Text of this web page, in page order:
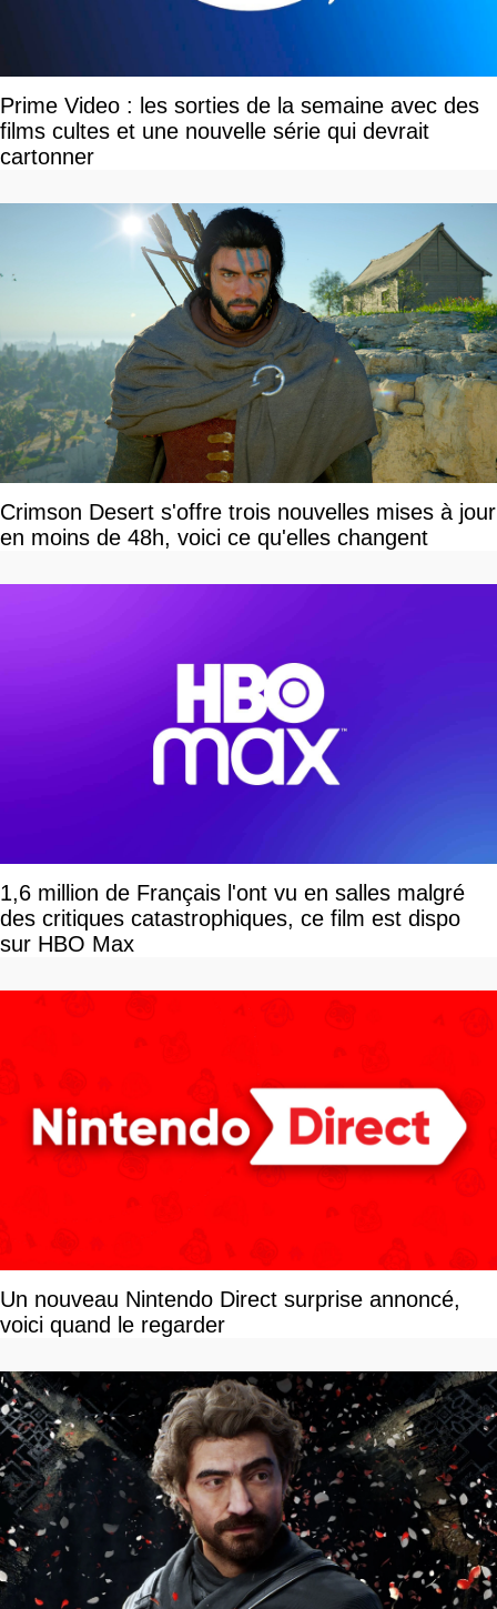
Prime Video : les sorties de la semaine avec des
films cultes et une nouvelle série qui devrait
cartonner
Crimson Desert s'offre trois nouvelles mises à jour
en moins de 48h, voici ce qu'elles changent
1,6 million de Français l'ont vu en salles malgré
des critiques catastrophiques, ce film est dispo
sur HBO Max
Un nouveau Nintendo Direct surprise annoncé,
voici quand le regarder